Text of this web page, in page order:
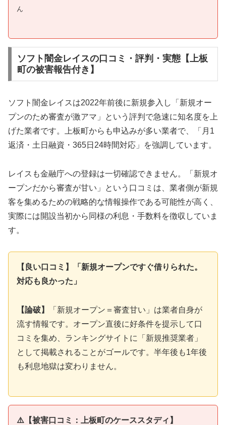
ん
ソフト闇金レイスの口コミ・評判・実態【上板
町の被害報告付き】
ソフト闇金レイスは2022年前後に新規参入し「新規オー
プンのため審査が激アマ」という評判で急速に知名度を上
げた業者です。上板町からも申込みが多い業者で、「月1
返済・土日融資・365日24時間対応」を強調しています。
レイスも金融庁への登録は一切確認できません。「新規オ
ープンだから審査が甘い」という口コミは、業者側が新規
客を集めるための戦略的な情報操作である可能性が高く、
実際には開設当初から同様の利息・手数料を徴収していま
す。
【良い口コミ】「新規オープンですぐ借りられた。
対応も良かった」
【論破】
「新規オープン＝審査甘い」は業者自身が
流す情報です。オープン直後に好条件を提示して口
コミを集め、ランキングサイトに「新規推奨業者」
として掲載されることがゴールです。半年後も1年後
も利息地獄は変わりません。
⚠️【被害口コミ：上板町のケーススタディ】